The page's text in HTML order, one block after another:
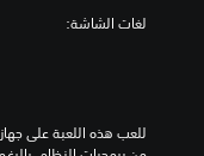
لغات الشاشة: